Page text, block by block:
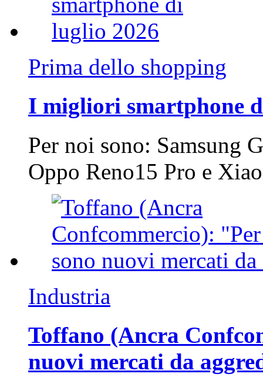
Prima dello shopping
I migliori smartphone
Per noi sono: Samsung
Oppo Reno15 Pro e
Industria
Toffano (Ancra
nuovi mercati da